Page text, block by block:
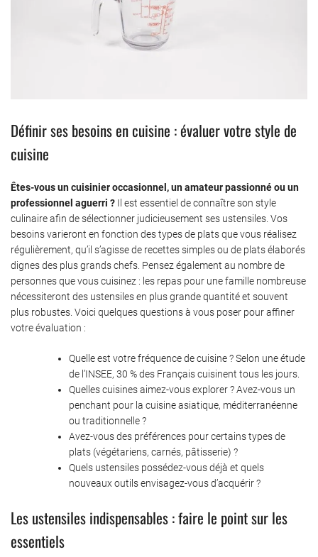
Définir ses besoins en cuisine : évaluer votre style de
cuisine
Êtes-vous un cuisinier occasionnel, un amateur passionné ou un
professionnel aguerri ? Il est essentiel de connaître son style
culinaire afin de sélectionner judicieusement ses ustensiles. Vos
besoins varieront en fonction des types de plats que vous réalisez
régulièrement, qu’il s’agisse de recettes simples ou de plats élaborés
dignes des plus grands chefs. Pensez également au nombre de
personnes que vous cuisinez : les repas pour une famille nombreuse
nécessiteront des ustensiles en plus grande quantité et souvent
plus robustes. Voici quelques questions à vous poser pour affiner
votre évaluation :
Quelle est votre fréquence de cuisine ? Selon une étude
de l’INSEE, 30 % des Français cuisinent tous les jours.
Quelles cuisines aimez-vous explorer ? Avez-vous un
penchant pour la cuisine asiatique, méditerranéenne
ou traditionnelle ?
Avez-vous des préférences pour certains types de
plats (végétariens, carnés, pâtisserie) ?
Quels ustensiles possédez-vous déjà et quels
nouveaux outils envisagez-vous d’acquérir ?
Les ustensiles indispensables : faire le point sur les
essentiels